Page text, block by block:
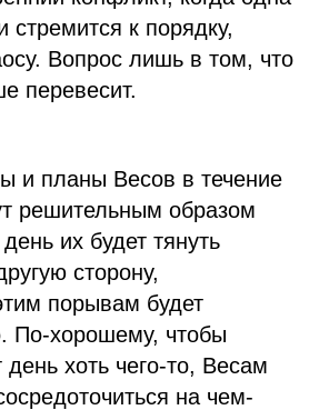
стремится к порядку,
Вопрос лишь в том, что
перевесит.
и планы Весов в течение
решительным образом
их будет тянуть
сторону,
порывам будет
По-хорошему, чтобы
день хоть чего-то, Весам
на чем-